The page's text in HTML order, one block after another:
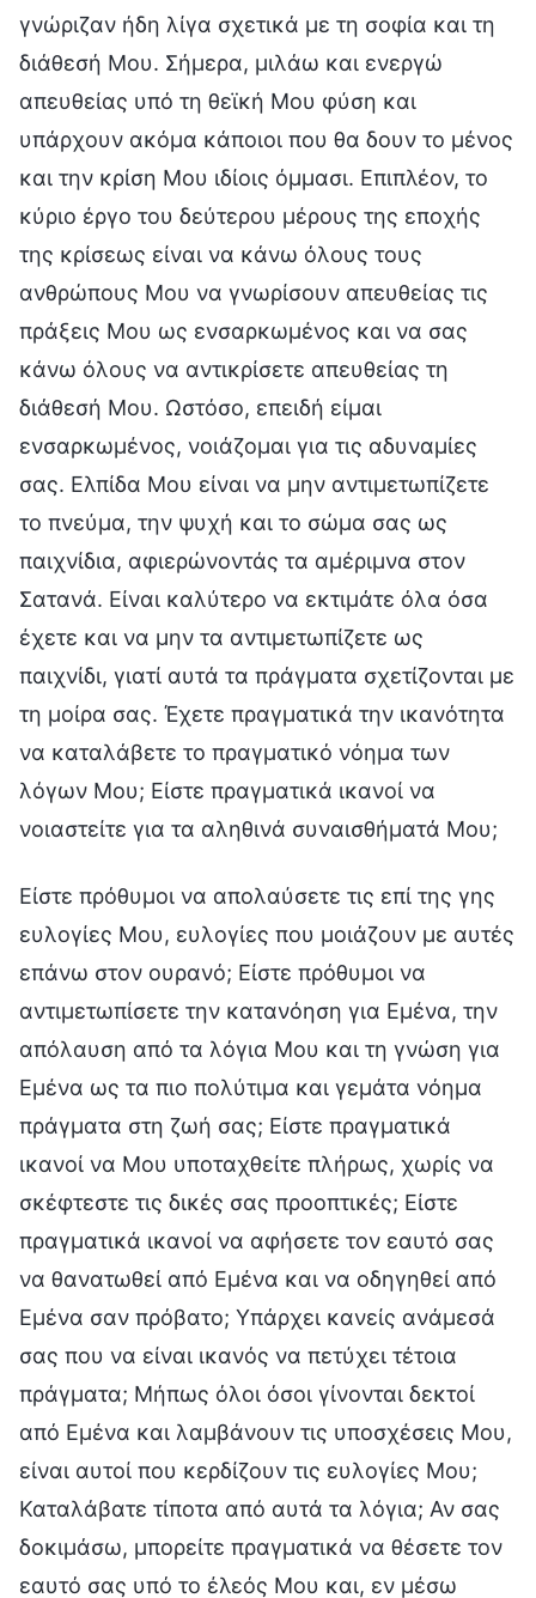
γνώριζαν ήδη λίγα σχετικά με τη σοφία και τη
διάθεσή Μου. Σήμερα, μιλάω και ενεργώ
απευθείας υπό τη θεϊκή Μου φύση και
υπάρχουν ακόμα κάποιοι που θα δουν το μένος
και την κρίση Μου ιδίοις όμμασι. Επιπλέον, το
κύριο έργο του δεύτερου μέρους της εποχής
της κρίσεως είναι να κάνω όλους τους
ανθρώπους Μου να γνωρίσουν απευθείας τις
πράξεις Μου ως ενσαρκωμένος και να σας
κάνω όλους να αντικρίσετε απευθείας τη
διάθεσή Μου. Ωστόσο, επειδή είμαι
ενσαρκωμένος, νοιάζομαι για τις αδυναμίες
σας. Ελπίδα Μου είναι να μην αντιμετωπίζετε
το πνεύμα, την ψυχή και το σώμα σας ως
παιχνίδια, αφιερώνοντάς τα αμέριμνα στον
Σατανά. Είναι καλύτερο να εκτιμάτε όλα όσα
έχετε και να μην τα αντιμετωπίζετε ως
παιχνίδι, γιατί αυτά τα πράγματα σχετίζονται με
τη μοίρα σας. Έχετε πραγματικά την ικανότητα
να καταλάβετε το πραγματικό νόημα των
λόγων Μου; Είστε πραγματικά ικανοί να
νοιαστείτε για τα αληθινά συναισθήματά Μου;
Είστε πρόθυμοι να απολαύσετε τις επί της γης
ευλογίες Μου, ευλογίες που μοιάζουν με αυτές
επάνω στον ουρανό; Είστε πρόθυμοι να
αντιμετωπίσετε την κατανόηση για Εμένα, την
απόλαυση από τα λόγια Μου και τη γνώση για
Εμένα ως τα πιο πολύτιμα και γεμάτα νόημα
πράγματα στη ζωή σας; Είστε πραγματικά
ικανοί να Μου υποταχθείτε πλήρως, χωρίς να
σκέφτεστε τις δικές σας προοπτικές; Είστε
πραγματικά ικανοί να αφήσετε τον εαυτό σας
να θανατωθεί από Εμένα και να οδηγηθεί από
Εμένα σαν πρόβατο; Υπάρχει κανείς ανάμεσά
σας που να είναι ικανός να πετύχει τέτοια
πράγματα; Μήπως όλοι όσοι γίνονται δεκτοί
από Εμένα και λαμβάνουν τις υποσχέσεις Μου,
είναι αυτοί που κερδίζουν τις ευλογίες Μου;
Καταλάβατε τίποτα από αυτά τα λόγια; Αν σας
δοκιμάσω, μπορείτε πραγματικά να θέσετε τον
εαυτό σας υπό το έλεός Μου και, εν μέσω